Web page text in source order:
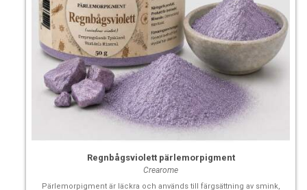
Regnbågsviolett pärlemorpigment
Crearome
Pärlemorpigment är läckra och används till färgsättning av smink,